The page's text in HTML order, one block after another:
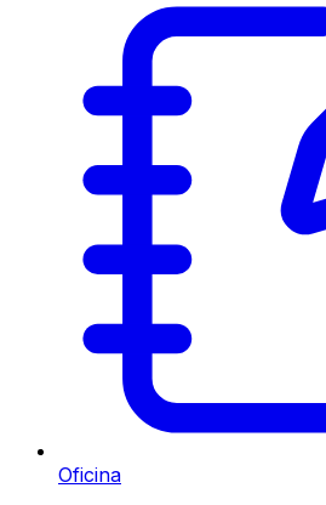
Oficina